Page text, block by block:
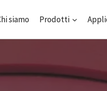
siamo Prodotti